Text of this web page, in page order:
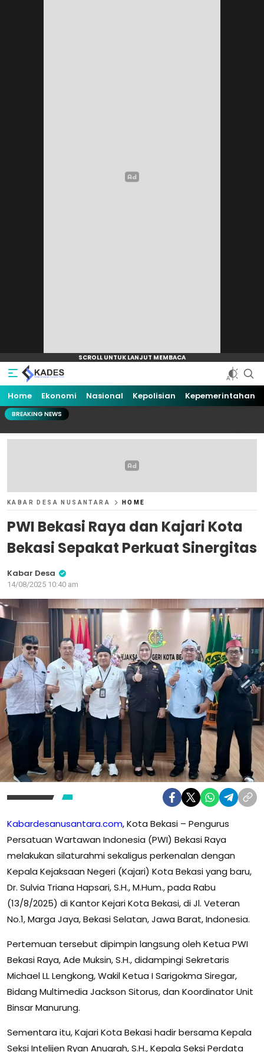
Home Ekonomi Nasional Kepolisian Kepemerintahan
BREAKING NEWS
KABAR DESA NUSANTARA HOME
PWI Bekasi Raya dan Kajari Kota
Bekasi Sepakat Perkuat Sinergitas
Kabar Desa
14/08/2025 10:40 am
Kabardesanusantara.com,Kota Bekasi – Pengurus
Persatuan Wartawan Indonesia (PWI) Bekasi Raya
melakukan silaturahmi sekaligus perkenalan dengan
Kepala Kejaksaan Negeri (Kajari) Kota Bekasi yang baru,
Dr. Sulvia Triana Hapsari, S.H., M.Hum., pada Rabu
(13/8/2025) di Kantor Kejari Kota Bekasi, di Jl. Veteran
No.1, Marga Jaya, Bekasi Selatan, Jawa Barat, Indonesia.
Pertemuan tersebut dipimpin langsung oleh Ketua PWI
Bekasi Raya, Ade Muksin, S.H., didampingi Sekretaris
Michael LL Lengkong, Wakil Ketua I Sarigokma Siregar,
Bidang Multimedia Jackson Sitorus, dan Koordinator Unit
Binsar Manurung.
Sementara itu, Kajari Kota Bekasi hadir bersama Kepala
Seksi Intelijen Ryan Anugrah, S.H., Kepala Seksi Perdata